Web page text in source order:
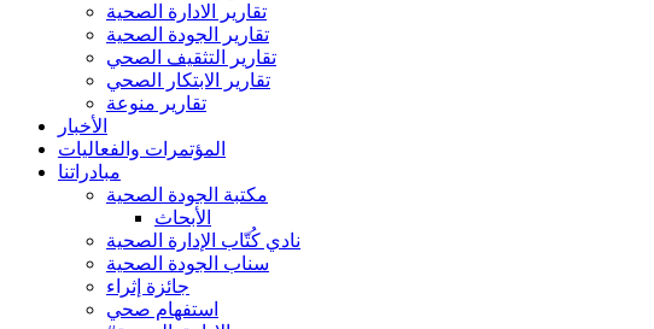
تقارير الادارة الصحية
تقارير الجودة الصحية
تقارير التثقيف الصحي
تقارير الابتكار الصحي
تقارير منوعة
الأخبار
المؤتمرات والفعاليات
مبادراتنا
مكتبة الجودة الصحية
الأبحاث
نادي كُتّاب الإدارة الصحية
سناب الجودة الصحية
جائزة إثراء
استفهام صحي